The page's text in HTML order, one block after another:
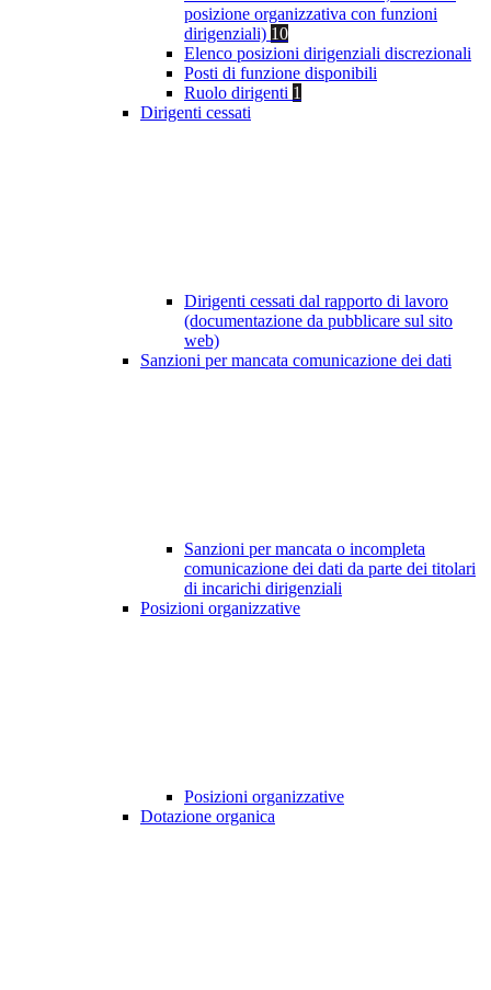
posizione organizzativa con funzioni
dirigenziali) 10
Elenco posizioni dirigenziali discrezionali
Posti di funzione disponibili
Ruolo dirigenti 1
Dirigenti cessati
Dirigenti cessati dal rapporto di lavoro
(documentazione da pubblicare sul sito
web)
Sanzioni per mancata comunicazione dei dati
Sanzioni per mancata o incompleta
comunicazione dei dati da parte dei titolari
di incarichi dirigenziali
Posizioni organizzative
Posizioni organizzative
Dotazione organica